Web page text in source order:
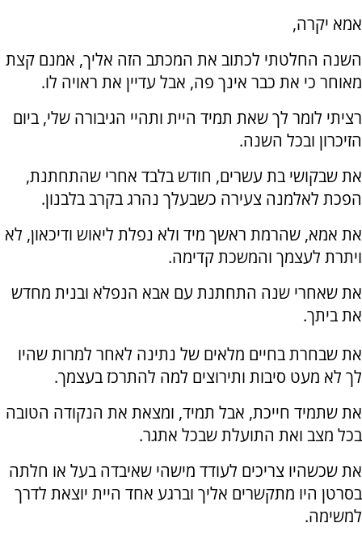
אמא יקרה,
השנה החלטתי לכתוב את המכתב הזה אליך, אמנם קצת
מאוחר כי את כבר אינך פה, אבל עדיין את ראויה לו.
רציתי לומר לך שאת תמיד היית ותהיי הגיבורה שלי, ביום
הזיכרון ובכל השנה.
את שבקושי בת עשרים, חודש בלבד אחרי שהתחתנת,
הפכת לאלמנה צעירה כשבעלך נהרג בקרב בלבנון.
את אמא, שהרמת ראשך מיד ולא נפלת ליאוש ודיכאון, לא
ויתרת לעצמך והמשכת קדימה.
את שאחרי שנה התחתנת עם אבא הנפלא ובנית מחדש
את ביתך.
את שבחרת בחיים מלאים של נתינה לאחר למרות שהיו
לך לא מעט סיבות ותירוצים למה להתרכז בעצמך.
את שתמיד חייכת, אבל תמיד, ומצאת את הנקודה הטובה
בכל מצב ואת התועלת שבכל אתגר.
את שכשהיו צריכים לעודד מישהי שאיבדה בעל או חלתה
בסרטן היו מתקשרים אליך וברגע אחד היית יוצאת לדרך
למשימה.